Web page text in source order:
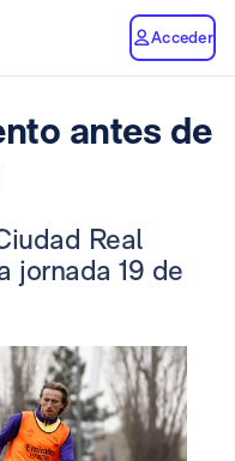
Acceder
antes de
Real
jornada 19 de